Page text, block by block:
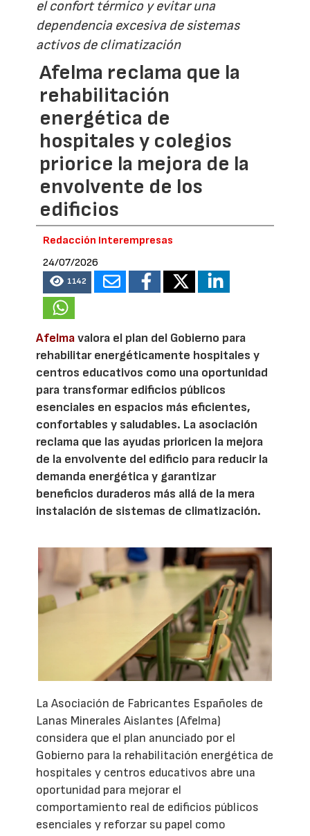
el confort térmico y evitar una
dependencia excesiva de sistemas
activos de climatización
Afelma reclama que la
rehabilitación
energética de
hospitales y colegios
priorice la mejora de la
envolvente de los
edificios
Redacción Interempresas
24/07/2026
1142
Afelmavalora el plan del Gobierno para
rehabilitar energéticamente hospitales y
centros educativos como una oportunidad
para transformar edificios públicos
esenciales en espacios más eficientes,
confortables y saludables. La asociación
reclama que las ayudas prioricen la mejora
de la envolvente del edificio para reducir la
demanda energética y garantizar
beneficios duraderos más allá de la mera
instalación de sistemas de climatización.
La Asociación de Fabricantes Españoles de
Lanas Minerales Aislantes (Afelma)
considera que el plan anunciado por el
Gobierno para la rehabilitación energética de
hospitales y centros educativos abre una
oportunidad para mejorar el
comportamiento real de edificios públicos
esenciales y reforzar su papel como